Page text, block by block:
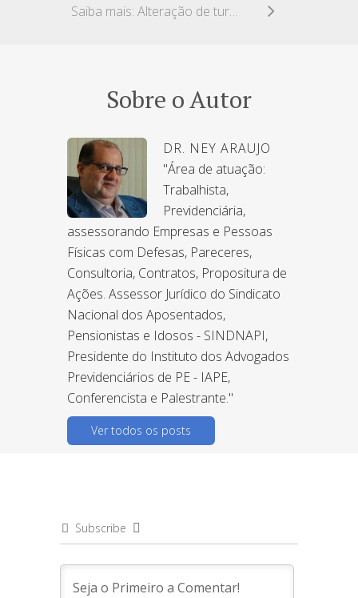
Saiba mais: Alteração de turnos ininterruptos para fixos – Validade
Sobre o Autor
DR. NEY ARAUJO
"Área de atuação:
Trabalhista,
Previdenciária,
assessorando Empresas e Pessoas
Físicas com Defesas, Pareceres,
Consultoria, Contratos, Propositura de
Ações. Assessor Jurídico do Sindicato
Nacional dos Aposentados,
Pensionistas e Idosos - SINDNAPI,
Presidente do Instituto dos Advogados
Previdenciários de PE - IAPE,
Conferencista e Palestrante."
Ver todos os posts
Subscribe